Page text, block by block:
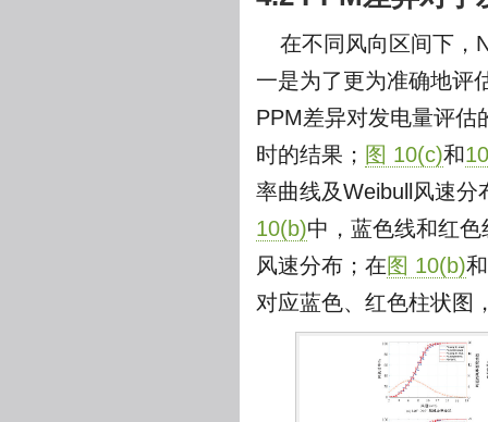
在不同风向区间下，
一是为了更为准确地评
PPM差异对发电量评估
时的结果； 图 10(c)和
率曲线及Weibull风速分
10(b)中，蓝色线和红
风速分布；在图 10(b)和
对应蓝色、红色柱状图